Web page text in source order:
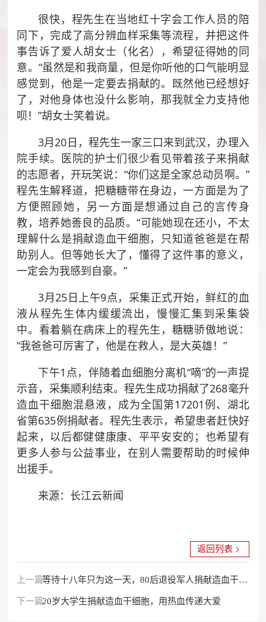
很快，程先生在当地红十字会工作人员的陪
同下，完成了高分辨血样采集等流程，并把这件
事告诉了爱人胡女士（化名），希望征得她的同
意。“虽然是和我商量，但是你听他的口气能明显
感觉到，他是一定要去捐献的。既然他已经想好
了，对他身体也没什么影响，那我就全力支持他
呗！”胡女士笑着说。
3月20日，程先生一家三口来到武汉，办理入
院手续。医院的护士们很少看见带着孩子来捐献
的志愿者，开玩笑说：“你们这是全家总动员啊。”
程先生解释道，把糖糖带在身边，一方面是为了
方便照顾她，另一方面是想通过自己的言传身
教，培养她善良的品质。“可能她现在还小，不太
理解什么是捐献造血干细胞，只知道爸爸是在帮
助别人。但等她长大了，懂得了这件事的意义，
一定会为我感到自豪。”
3月25日上午9点，采集正式开始，鲜红的血
液从程先生体内缓缓流出，慢慢汇集到采集袋
中。看着躺在病床上的程先生，糖糖骄傲地说：
“我爸爸可厉害了，他是在救人，是大英雄！”
下午1点，伴随着血细胞分离机“嘀”的一声提
示音，采集顺利结束。程先生成功捐献了268毫升
造血干细胞混悬液，成为全国第17201例、湖北
省第635例捐献者。程先生表示，希望患者赶快好
起来，以后都健健康康、平平安安的；也希望有
更多人参与公益事业，在别人需要帮助的时候伸
出援手。
来源：长江云新闻
上一篇：等待十八年只为这一天，80后退役军人捐献造血干细
胞
下一篇：20岁大学生捐献造血干细胞，用热血传递大爱
返回列表